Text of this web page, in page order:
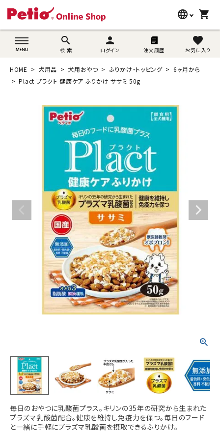
language
wovn-lang-name
shopping_cart
search
検 索
person
ログイン 注文履歴
favorite
お気に入り
search
猫用品
うさぎ用品
ブランド別に探す
ご利用案内
ACCOUNT MENU
ようこそ ゲスト 様
person 新規会員登録
HOME 犬用品 犬用おやつ ふりかけ・トッピング
6ヶ月から
Plact プラクト 健康ケア ふりかけ ササミ 50g
毎日のおやつに乳酸菌プラス。キリンの35年の研究から生まれた
プラズマ乳酸菌配合。健康を維持し免疫力を保つ。毎日のフード
と一緒に手軽にプラズマ乳酸菌を摂取できるふりかけ。